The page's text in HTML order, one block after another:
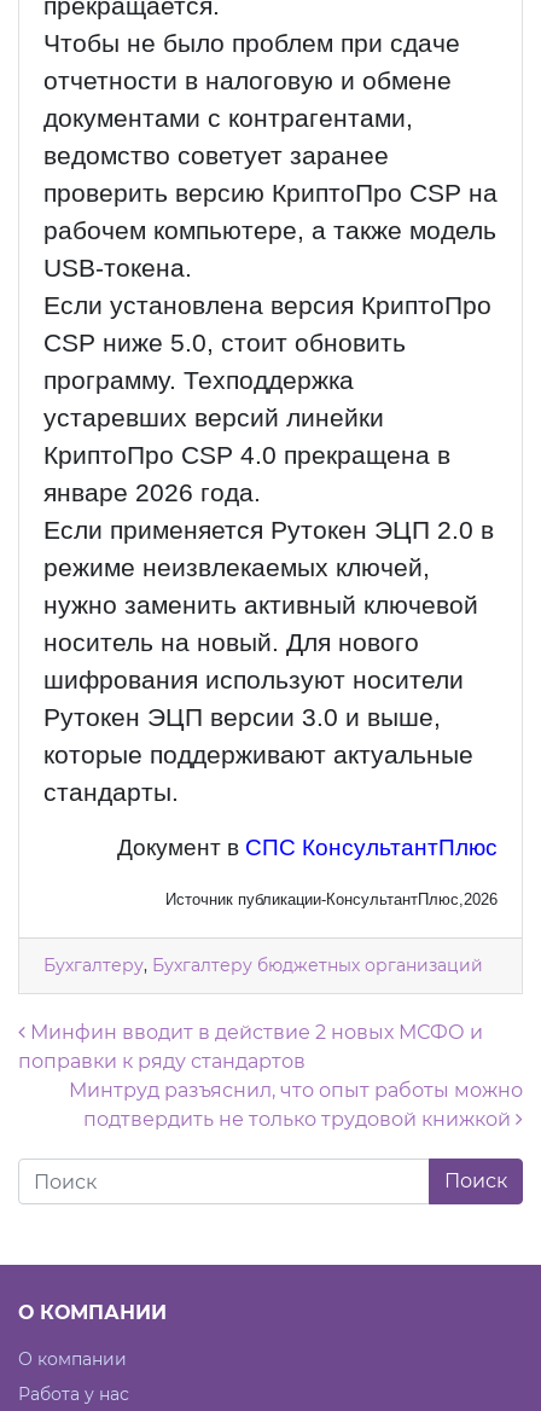
прекращается.
Чтобы не было проблем при сдаче
отчетности в налоговую и обмене
документами с контрагентами,
ведомство советует заранее
проверить версию КриптоПро CSP на
рабочем компьютере, а также модель
USB-токена.
Если установлена версия КриптоПро
CSP ниже 5.0, стоит обновить
программу. Техподдержка
устаревших версий линейки
КриптоПро CSP 4.0 прекращена в
январе 2026 года.
Если применяется Рутокен ЭЦП 2.0 в
режиме неизвлекаемых ключей,
нужно заменить активный ключевой
носитель на новый. Для нового
шифрования используют носители
Рутокен ЭЦП версии 3.0 и выше,
которые поддерживают актуальные
стандарты.
Документ в СПС КонсультантПлюс
Источник публикации-КонсультантПлюс,2026
Бухгалтеру, Бухгалтеру бюджетных организаций
Навигация по записям
Минфин вводит в действие 2 новых МСФО и
поправки к ряду стандартов
Минтруд разъяснил, что опыт работы можно
подтвердить не только трудовой книжкой
О КОМПАНИИ
О компании
Работа у нас